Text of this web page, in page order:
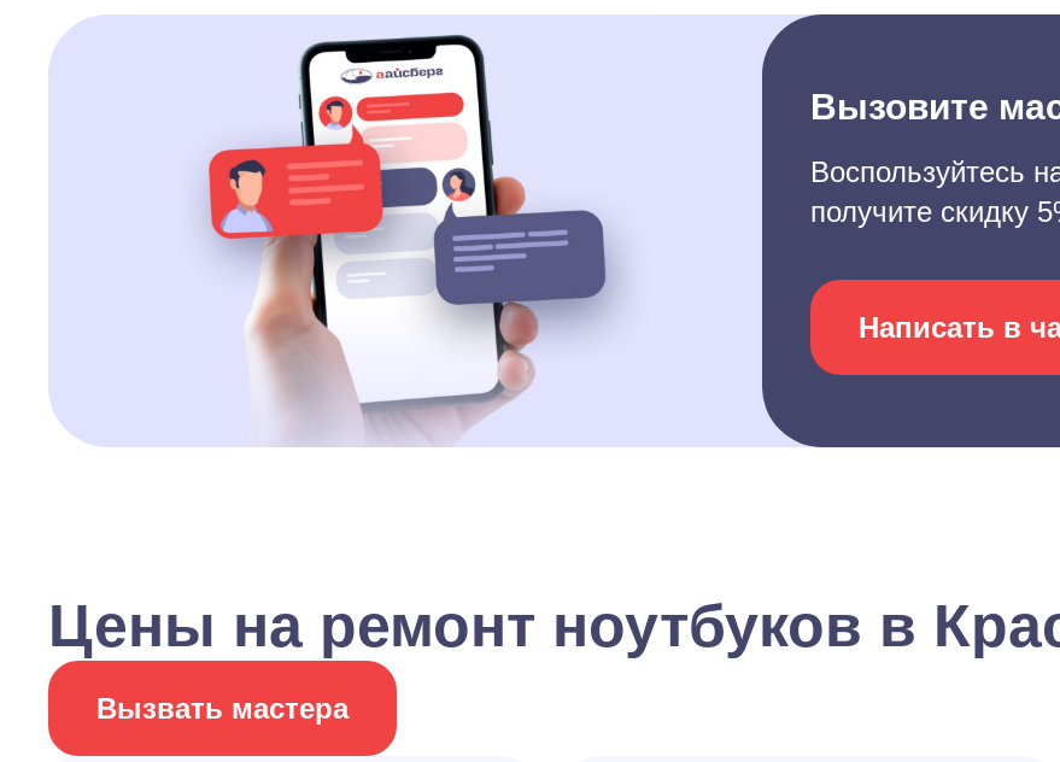
Вызовите
Воспользуйтесь
получите скидку
Написать в
Цены на ремонт ноутбуков в
Вызвать мастера